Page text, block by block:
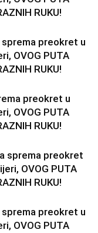
RUKU!
sprema preokret u
OVOG PUTA
RUKU!
preokret u
OVOG PUTA
RUKU!
sprema preokret
OVOG PUTA
RUKU!
sprema preokret u
OVOG PUTA